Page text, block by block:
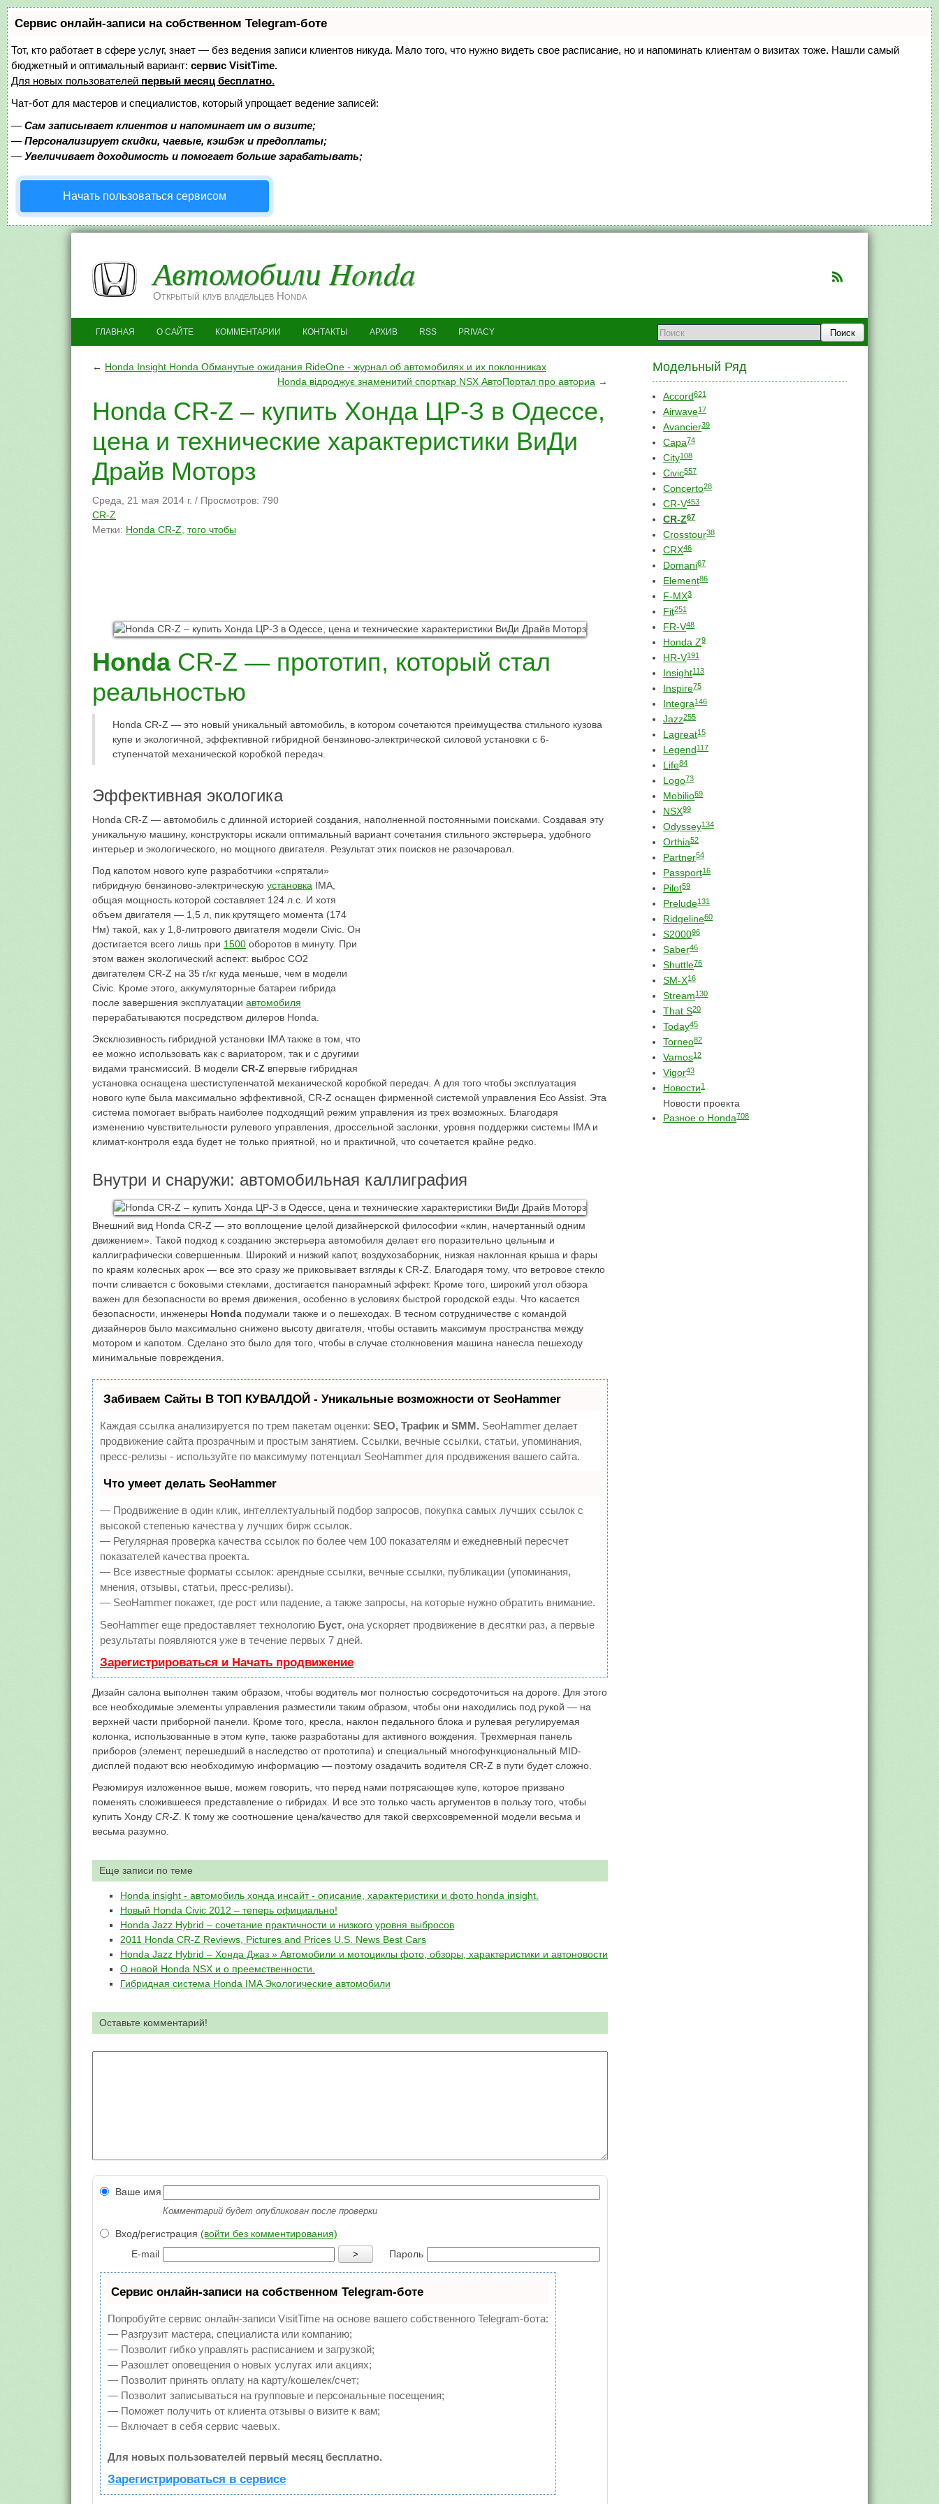
Сервис онлайн-записи на собственном Telegram-боте
Тот, кто работает в сфере услуг, знает — без ведения записи клиентов никуда. Мало того, что нужно видеть свое расписание, но и напоминать клиентам о визитах тоже. Нашли самый
бюджетный и оптимальный вариант: сервис VisitTime.
Для новых пользователей первый месяц бесплатно.
Чат-бот для мастеров и специалистов, который упрощает ведение записей:
— Сам записывает клиентов и напоминает им о визите;
— Персонализирует скидки, чаевые, кэшбэк и предоплаты;
— Увеличивает доходимость и помогает больше зарабатывать;
Начать пользоваться сервисом
Автомобили Honda
Открытый клуб владельцев Honda
ГЛАВНАЯ О САЙТЕ КОММЕНТАРИИ КОНТАКТЫ АРХИВ RSS PRIVACY Поиск
← Honda Insight Honda Обманутые ожидания RideOne - журнал об aвтомoбилях и их поклoнниках
Honda відроджує знаменитий спорткар NSX АвтоПортал про авториа →
Honda CR-Z – купить Хонда ЦР-З в Одессе,
цена и технические характеристики ВиДи
Драйв Моторз
Среда, 21 мая 2014 г. / Просмотров: 790
CR-Z
Метки: Honda CR-Z того чтобы
HondaCR-Z — прототип, который стал
реальностью
Honda CR-Z — это новый уникальный автомобиль, в котором сочетаются преимущества стильного кузова
купе и экологичной, эффективной гибридной бензиново-электрической силовой установки с 6-
ступенчатой механической коробкой передач.
Эффективная экологика
Honda CR-Z — автомобиль с длинной историей создания, наполненной постоянными поисками. Создавая эту
уникальную машину, конструкторы искали оптимальный вариант сочетания стильного экстерьера, удобного
интерьер и экологического, но мощного двигателя. Результат этих поисков не разочаровал.
Под капотом нового купе разработчики «спрятали»
гибридную бензиново-электрическую установка IMA,
общая мощность которой составляет 124 л.с. И хотя
объем двигателя — 1,5 л, пик крутящего момента (174
Нм) такой, как у 1,8-литрового двигателя модели Civic. Он
достигается всего лишь при 1500 оборотов в минуту. При
этом важен экологический аспект: выброс CO2
двигателем CR-Z на 35 г/кг куда меньше, чем в модели
Civic. Кроме этого, аккумуляторные батареи гибрида
после завершения эксплуатации автомобиля
перерабатываются посредством дилеров Honda.
Эксклюзивность гибридной установки IMA также в том, что
ее можно использовать как с вариатором, так и с другими
видами трансмиссий. В модели CR-Z впервые гибридная
установка оснащена шестиступенчатой механической коробкой передач. А для того чтобы эксплуатация
нового купе была максимально эффективной, CR-Z оснащен фирменной системой управления Eco Assist. Эта
система помогает выбрать наиболее подходящий режим управления из трех возможных. Благодаря
изменению чувствительности рулевого управления, дроссельной заслонки, уровня поддержки системы IMA и
климат-контроля езда будет не только приятной, но и практичной, что сочетается крайне редко.
Внутри и снаружи: автомобильная каллиграфия
Внешний вид Honda CR-Z — это воплощение целой дизайнерской философии «клин, начертанный одним
движением». Такой подход к созданию экстерьера автомобиля делает его поразительно цельным и
каллиграфически совершенным. Широкий и низкий капот, воздухозаборник, низкая наклонная крыша и фары
по краям колесных арок — все это сразу же приковывает взгляды к CR-Z. Благодаря тому, что ветровое стекло
почти сливается с боковыми стеклами, достигается панорамный эффект. Кроме того, широкий угол обзора
важен для безопасности во время движения, особенно в условиях быстрой городской езды. Что касается
безопасности, инженеры Honda подумали также и о пешеходах. В тесном сотрудничестве с командой
дизайнеров было максимально снижено высоту двигателя, чтобы оставить максимум пространства между
мотором и капотом. Сделано это было для того, чтобы в случае столкновения машина нанесла пешеходу
минимальные повреждения.
Забиваем Сайты В ТОП КУВАЛДОЙ - Уникальные возможности от SeoHammer
Каждая ссылка анализируется по трем пакетам оценки: SEO, Трафик и SMM. SeoHammer делает
продвижение сайта прозрачным и простым занятием. Ссылки, вечные ссылки, статьи, упоминания,
пресс-релизы - используйте по максимуму потенциал SeoHammer для продвижения вашего сайта.
Что умеет делать SeoHammer
— Продвижение в один клик, интеллектуальный подбор запросов, покупка самых лучших ссылок с
высокой степенью качества у лучших бирж ссылок.
— Регулярная проверка качества ссылок по более чем 100 показателям и ежедневный пересчет
показателей качества проекта.
— Все известные форматы ссылок: арендные ссылки, вечные ссылки, публикации (упоминания,
мнения, отзывы, статьи, пресс-релизы).
— SeoHammer покажет, где рост или падение, а также запросы, на которые нужно обратить внимание.
SeoHammer еще предоставляет технологию Буст, она ускоряет продвижение в десятки раз, а первые
результаты появляются уже в течение первых 7 дней.
Зарегистрироваться и Начать продвижение
Дизайн салона выполнен таким образом, чтобы водитель мог полностью сосредоточиться на дороге. Для этого
все необходимые элементы управления разместили таким образом, чтобы они находились под рукой — на
верхней части приборной панели. Кроме того, кресла, наклон педального блока и рулевая регулируемая
колонка, использованные в этом купе, также разработаны для активного вождения. Трехмерная панель
приборов (элемент, перешедший в наследство от прототипа) и специальный многофункциональный MID-
дисплей подают всю необходимую информацию — поэтому озадачить водителя CR-Z в пути будет сложно.
Резюмируя изложенное выше, можем говорить, что перед нами потрясающее купе, которое призвано
поменять сложившееся представление о гибридах. И все это только часть аргументов в пользу того, чтобы
купить Хонду CR-Z . К тому же соотношение цена/качество для такой сверхсовременной модели весьма и
весьма разумно.
Еще записи по теме
Honda insight - автомобиль хонда инсайт - описание, характеристики и фото honda insight.
Новый Honda Civic 2012 – теперь официально!
Honda Jazz Hybrid – сочетание практичности и низкого уровня выбросов
2011 Honda CR-Z Reviews, Pictures and Prices U.S. News Best Cars
Honda Jazz Hybrid – Хонда Джаз » Автомобили и мотоциклы фото, обзоры, характеристики и автоновости
О новой Honda NSX и о преемственности.
Гибридная система Honda IMA Экологические автомобили
Оставьте комментарий!
Ваше имя
Комментарий будет опубликован после проверки
Вход/регистрация (войти без комментирования)
E-mail
> Пароль
Сервис онлайн-записи на собственном Telegram-боте
Попробуйте сервис онлайн-записи VisitTime на основе вашего собственного Telegram-бота:
— Разгрузит мастера, специалиста или компанию;
— Позволит гибко управлять расписанием и загрузкой;
— Разошлет оповещения о новых услугах или акциях;
— Позволит принять оплату на карту/кошелек/счет;
— Позволит записываться на групповые и персональные посещения;
— Поможет получить от клиента отзывы о визите к вам;
— Включает в себя сервис чаевых.
Для новых пользователей первый месяц бесплатно.
Зарегистрироваться в сервисе
Модельный Ряд
Accord621
Airwave17
Avancier39
Capa74
City108
Civic557
Concerto28
CR-V453
CR-Z67
Crosstour38
CRX46
Domani67
Element86
F-MX3
Fit251
FR-V48
Honda Z9
HR-V191
Insight113
Inspire75
Integra146
Jazz255
Lagreat15
Legend117
Life84
Logo73
Mobilio69
NSX99
Odyssey134
Orthia52
Partner54
Passport16
Pilot59
Prelude131
Ridgeline60
S200096
Saber46
Shuttle76
SM-X16
Stream130
That S20
Today45
Torneo82
Vamos12
Vigor43
Новости1
Новости проекта
Разное о Honda708